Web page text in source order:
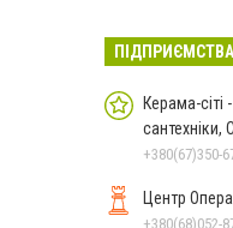
Керама-сіті
сантехніки,
Центр
+380(68)052-